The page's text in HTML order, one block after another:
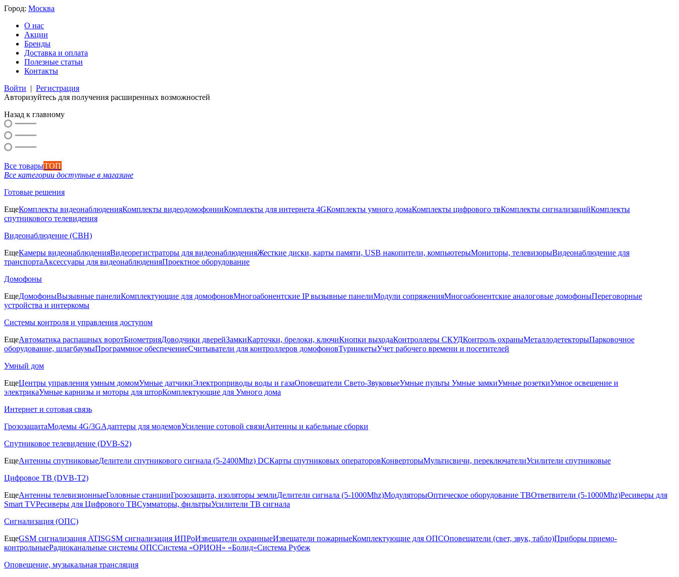
Город: Москва
О нас
Акции
Бренды
Доставка и оплата
Полезные статьи
Контакты
Войти | Регистрация
Авторизуйтесь для получения расширенных возможностей
Назад к главному
Все товарыТОП
Все категории доступные в магазине
Готовые решения
ЕщеКомплекты видеонаблюденияКомплекты видеодомофонииКомплекты для интернета 4GКомплекты умного домаКомплекты цифрового твКомплекты сигнализацийКомплекты
спутникового телевидения
Видеонаблюдение (СВН)
ЕщеКамеры видеонаблюденияВидеорегистраторы для видеонаблюденияЖесткие диски, карты памяти, USB накопители, компьютерыМониторы, телевизорыВидеонаблюдение для
транспортаАксессуары для видеонаблюденияПроектное оборудование
Домофоны
ЕщеДомофоныВызывные панелиКомплектующие для домофоновМногоабонентские IP вызывные панелиМодули сопряженияМногоабонентские аналоговые домофоныПереговорные
устройства и интеркомы
Системы контроля и управления доступом
ЕщеАвтоматика распашных воротБиометрияДоводчики дверейЗамкиКарточки, брелоки, ключиКнопки выходаКонтроллеры СКУДКонтроль охраныМеталлодетекторыПарковочное
оборудование, шлагбаумыПрограммное обеспечениеСчитыватели для контроллеров домофоновТурникетыУчет рабочего времени и посетителей
Умный дом
ЕщеЦентры управления умным домомУмные датчикиЭлектроприводы воды и газаОповещатели Свето-ЗвуковыеУмные пульты Умные замкиУмные розеткиУмное освещение и
электрикаУмные карнизы и моторы для шторКомплектующие для Умного дома
Интернет и сотовая связь
ГрозозащитаМодемы 4G/3GАдаптеры для модемовУсиление сотовой связиАнтенны и кабельные сборки
Спутниковое телевидение (DVB-S2)
ЕщеАнтенны спутниковыеДелители спутникового сигнала (5-2400Mhz) DCКарты спутниковых операторовКонверторыМультисвичи, переключателиУсилители спутниковые
Цифровое ТВ (DVB-T2)
ЕщеАнтенны телевизионныеГоловные станцииГрозозащита, изоляторы землиДелители сигнала (5-1000Mhz)МодуляторыОптическое оборудование ТВОтветвители (5-1000Mhz)Ресиверы для
Smart TVРесиверы для Цифрового ТВСумматоры, фильтрыУсилители ТВ сигнала
Сигнализация (ОПС)
ЕщеGSM сигнализация ATISGSM сигнализация ИПРоИзвещатели охранныеИзвещатели пожарныеКомплектующие для ОПСОповещатели (свет, звук, табло)Приборы приемо-
контрольныеРадиоканальные системы ОПССистема «ОРИОН» «Болид»Система Рубеж
Оповещение, музыкальная трансляция